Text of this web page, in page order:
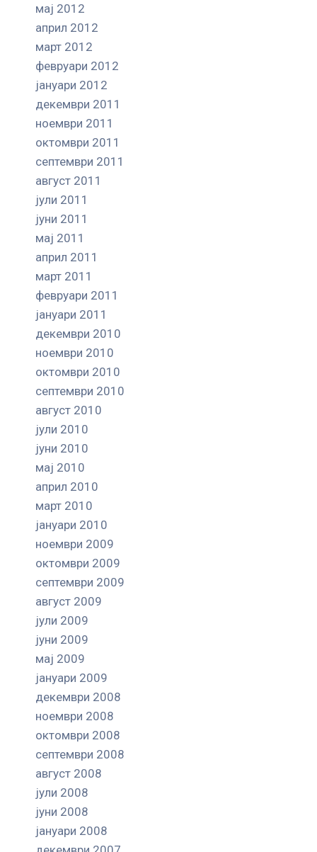
мај 2012
април 2012
март 2012
февруари 2012
јануари 2012
декември 2011
ноември 2011
октомври 2011
септември 2011
август 2011
јули 2011
јуни 2011
мај 2011
април 2011
март 2011
февруари 2011
јануари 2011
декември 2010
ноември 2010
октомври 2010
септември 2010
август 2010
јули 2010
јуни 2010
мај 2010
април 2010
март 2010
јануари 2010
ноември 2009
октомври 2009
септември 2009
август 2009
јули 2009
јуни 2009
мај 2009
јануари 2009
декември 2008
ноември 2008
октомври 2008
септември 2008
август 2008
јули 2008
јуни 2008
јануари 2008